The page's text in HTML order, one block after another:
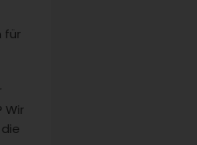
für
Wir